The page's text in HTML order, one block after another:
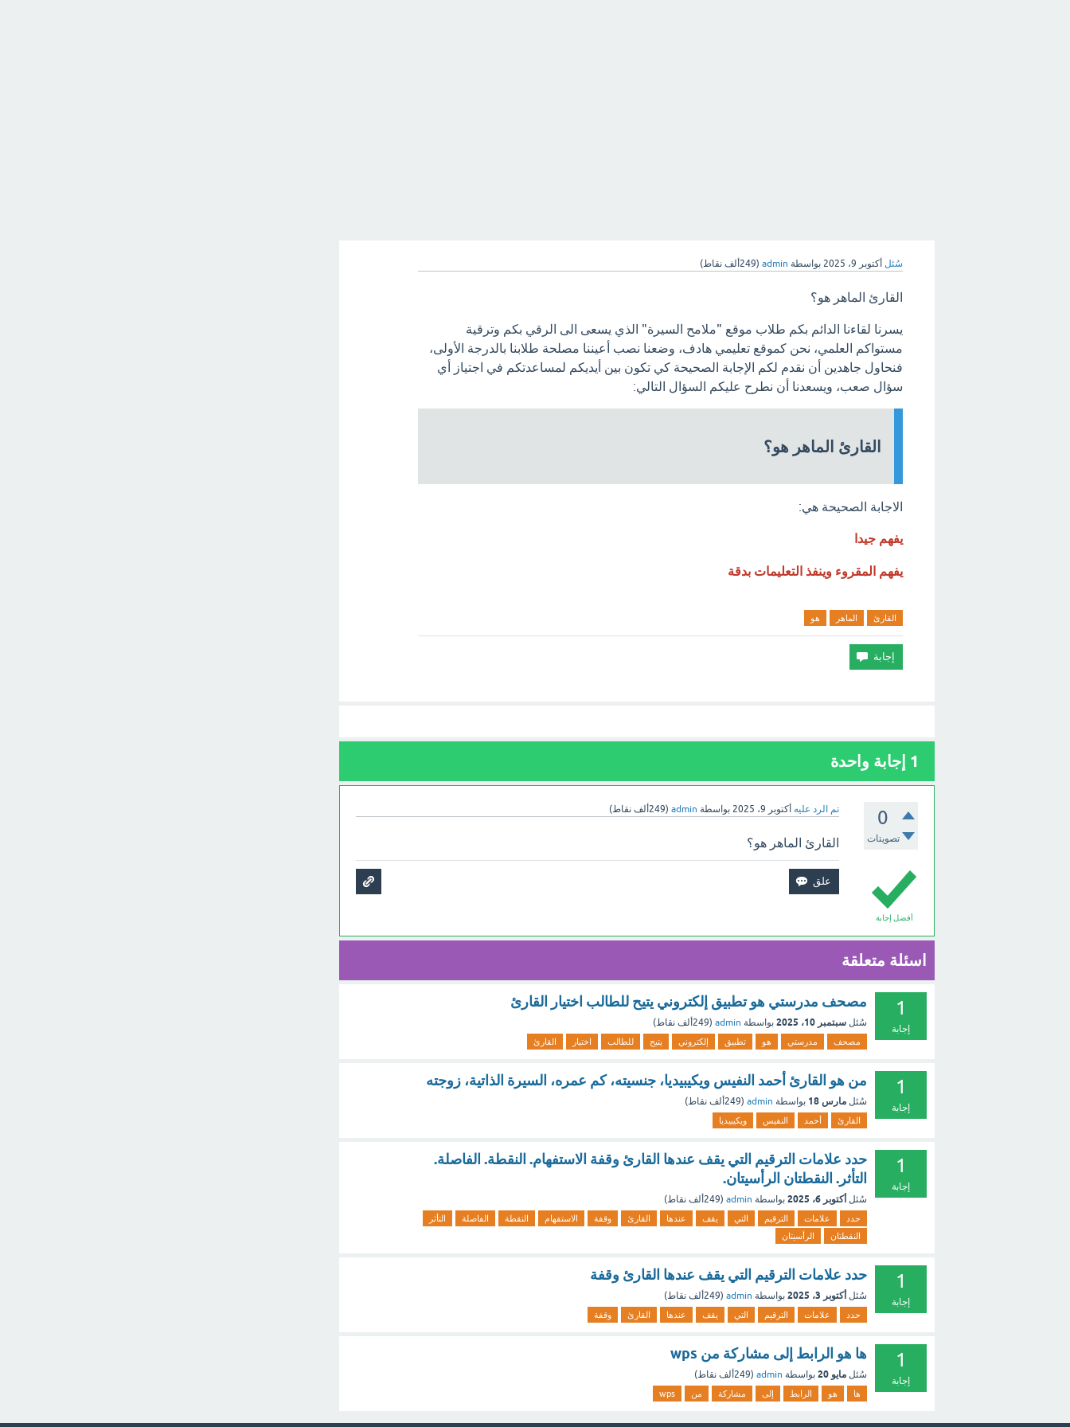
سُئل أكتوبر 9، 2025 بواسطة admin
(249ألف نقاط)
القارئ الماهر هو؟
يسرنا لقاءنا الدائم بكم طلاب موقع "ملامح السيرة" الذي يسعى الى الرقي بكم وترقية
مستواكم العلمي، نحن كموقع تعليمي هادف، وضعنا نصب أعيننا مصلحة طلابنا بالدرجة الأولى،
فنحاول جاهدين أن نقدم لكم الإجابة الصحيحة كي تكون بين أيديكم لمساعدتكم في اجتياز أي
سؤال صعب، ويسعدنا أن نطرح عليكم السؤال التالي:
القارئ الماهر هو؟
الاجابة الصحيحة هي:
يفهم جيدا
يفهم المقروء وينفذ التعليمات بدقة
القارئ الماهر هو
1 إجابة واحدة
0
تصويتات
تم الرد عليه أكتوبر 9، 2025 بواسطة admin
(249ألف نقاط)
أفضل إجابة
القارئ الماهر هو؟
اسئلة متعلقة
1
إجابة
مصحف مدرستي هو تطبيق إلكتروني يتيح للطالب اختيار القارئ
سُئل سبتمبر 10، 2025 بواسطة admin
(249ألف نقاط)
مصحف مدرستي هو تطبيق إلكتروني يتيح للطالب اختيار القارئ
1
إجابة
من هو القارئ أحمد النفيس ويكيبيديا، جنسيته، كم عمره، السيرة الذاتية، زوجته
سُئل مارس 18 بواسطة admin
(249ألف نقاط)
القارئ أحمد النفيس ويكيبيديا
1
إجابة
حدد علامات الترقيم التي يقف عندها القارئ وقفة الاستفهام. النقطة. الفاصلة.
التأثر. النقطتان الرأسيتان.
سُئل أكتوبر 6، 2025 بواسطة admin
(249ألف نقاط)
حدد علامات الترقيم التي يقف عندها القارئ وقفة الاستفهام النقطة الفاصلة
التأثر
النقطتان
الرأسيتان
1
إجابة
حدد علامات الترقيم التي يقف عندها القارئ وقفة
سُئل أكتوبر 3، 2025 بواسطة admin
(249ألف نقاط)
حدد علامات الترقيم التي يقف عندها القارئ وقفة
1
إجابة
ها هو الرابط إلى مشاركة من wps
سُئل مايو 20 بواسطة admin
(249ألف نقاط)
ها هو الرابط إلى مشاركة من wps